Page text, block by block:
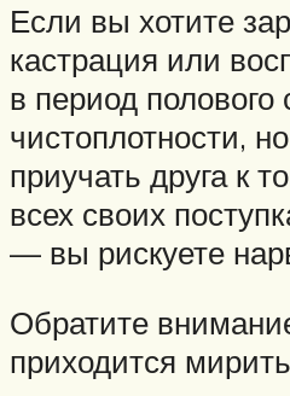
Если вы хотите
кастрация или
в период
чистоплотности,
приучать друга к
всех своих
— вы рискуете
Обратите
приходится